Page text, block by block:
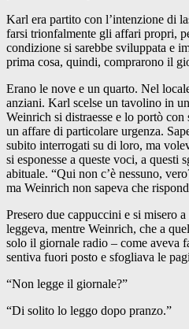
Karl era partito con l’intenzione di
farsi trionfalmente gli affari propri,
condizione si sarebbe sviluppata e
prima cosa, quindi, comprarono il
Erano le nove e un quarto. Nel
anziani. Karl scelse un tavolino in
Weinrich si distraesse e lo portò con
un affare di particolare urgenza.
subito interrogati su di loro, ma
si esponesse a queste voci, a questi
abituale. “Qui non c’è nessuno,
ma Weinrich non sapeva che
Presero due cappuccini e si misero
leggeva, mentre Weinrich, che a
solo il giornale radio – come aveva
sentiva fuori posto e sfogliava le
“Non legge il giornale?”
“Di solito lo leggo dopo pranzo.”